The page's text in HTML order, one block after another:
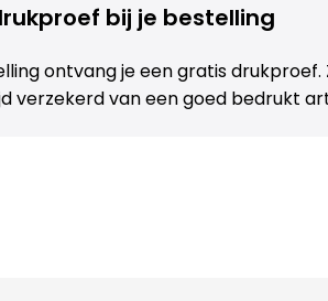
bij je bestelling
ontvang je een gratis drukproef.
verzekerd van een goed bedrukt